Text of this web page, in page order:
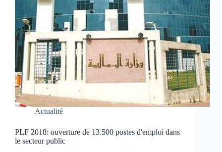
Actualité
PLF 2018: ouverture de 13.500 postes d'emploi dans
le secteur public